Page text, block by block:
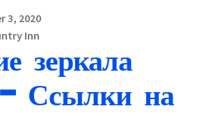
3, 2020
Inn
зеркала
Ссылки на